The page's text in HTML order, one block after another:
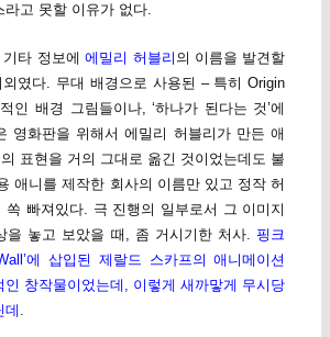
라고 못할 이유가 없다.
기타 정보에에밀리 허블리 의 이름을 발견할
였다. 무대 배경으로 사용된 – 특히 Origin
인 배경 그림들이나, ‘하나가 된다는 것’에
영화판을 위해서 에밀리 허블리가 만든 애
표현을 거의 그대로 옮긴 것이었는데도 불
애니를 제작한 회사의 이름만 있고 정작 허
쏙 빠져있다. 극 진행의 일부로서 그 이미지
을 놓고 보았을 때, 좀 거시기한 처사. 핑크
에 삽입된 제랄드 스카프의 애니메이션
인 창작물이었는데, 이렇게 새까맣게 무시당
데 .